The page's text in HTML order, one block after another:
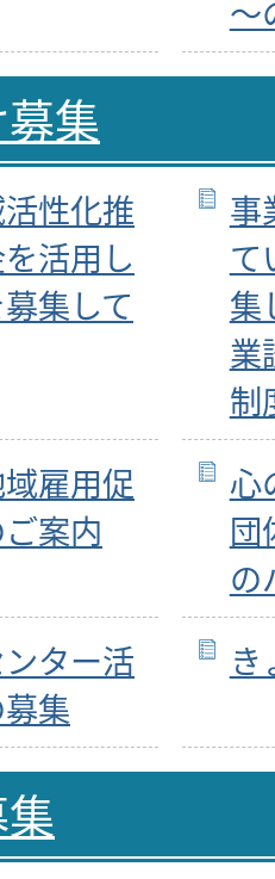
～
集
性化推
活用し
集して
事
て
集
業
制
域雇用促
案内
心
団
の
ター活
集